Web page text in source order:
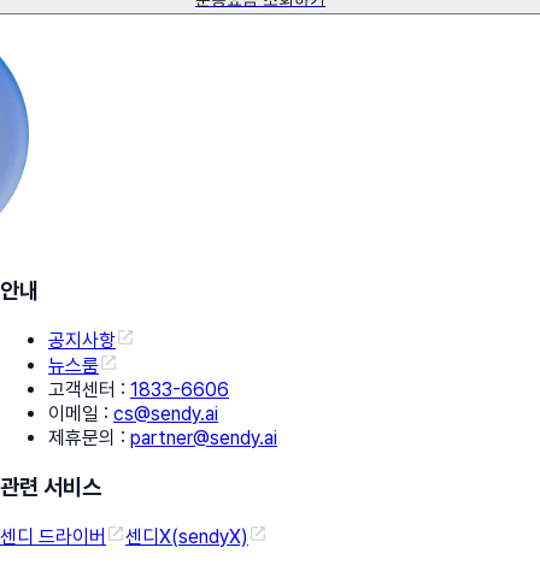
안내
공지사항
뉴스룸
고객센터 : 1833-6606
이메일 : cs@sendy.ai
제휴문의 : partner@sendy.ai
관련 서비스
센디 드라이버 센디X(sendyX)